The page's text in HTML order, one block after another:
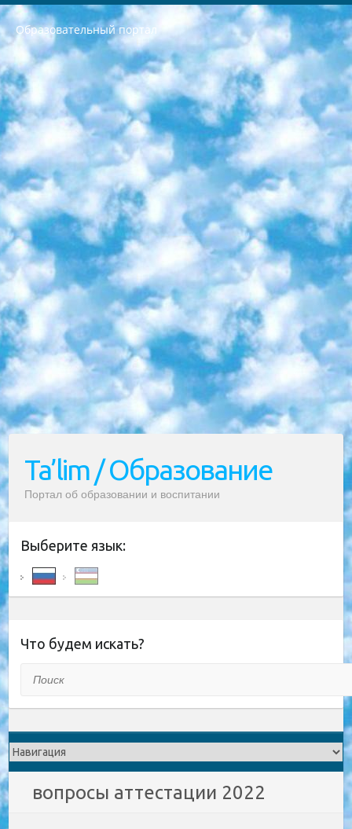
Образовательный портал
РЕСПУБЛИКА УЗБЕКИСТАН МИНИСТРЕРСТВО ДОШКОЛЬНОГО И ШКОЛЬНОГО ОБРАЗОВАНИЯ КОМАНДА в общеобразовательных учреждениях в 2023-2024 учебном году организация и проведение итоговой государственной аттестации обучающихся о Министра дошкольного и школьного образования Республики Узбекистан от 4 марта 2008 года (постановлением Минюста от 20 марта 2008 года № 1778 государственной регистрации) «Итоговое состояние учащихся общего среднего образования на основании положения об утверждении положения об аттестации общего среднего образования выпускной экзамен студентов в образовательных учреждениях в 2023-2024 учебном году В целях организации и прохождения аттестации приказываю: 1. Следующее: перечень предметов, по которым будет проводиться итоговая государственная аттестация и экзамен формы перевода согласно приложению 1; сертификаты международного образца, оценивающие уровень владения иностранными языками перечень согласно приложению 2; 2. Педагогический при специализированных образовательных учреждениях. научно-практический центр квалификации и международной оценки (Д.Давидова) 2024 г. До 25 марта: задания по предметам, по которым будет проводиться итоговая аттестация разработка и утверждение технических условий; итоговая аттестация на основании разработанного предметного задания разработка вопросов по предметам (устно и письменно), экзамен передача; общеобразовательные средние школы и специальные учебные заведения учащиеся выпускных классов школ и интернатов в агентской системе подготовка базы данных экзаменационных материалов и критериев оценки; перевод базы экзаменационных материалов на все языки обучения подать в Республиканский образовательный центр для изготовления; варианты экзаменов на основе разработанных контрольных материалов пусть будут поставлены задачи формирования. 3. Республиканский образовательный центр (Ш.Худайкулов) до 5 апреля 2024 года. до: база данных предоставленных экзаменационных материалов на все языки обучения перевод и экспертиза; для слепых, слабовидящих, глухих, слабослышащих и умственно отсталых детей учащиеся выпускных классов специализированных школ и школ-интернатов база данных экзаменационных материалов на всех преподаваемых языках подготовка критериев оценки; специализированные школы для умственно отсталых детей и технологии для учащихся выпускных классов школ-интернатов разработка соответствующих рекомендаций и критериев проведения ЕГЭ по естествознанию давать задания. 4. Педагогический при специализированных образовательных учреждениях. Научно-практический центр навыков и международной оценки (Д.Давидова), Республика образовательный центр (Худайкулов Ш.) итоговый государственный аттестационный экзамен ориентирован на творческое и логическое мышление при подготовке базы материалов учитывать введение заданий. 5. Следует отметить, что: сертификат государственного образца о знании общеобразовательного предмета и как минимум национальный уровень B1 по предметам на иностранных языках, указанным в Приложении 2. или международно признанный сертификат эквивалентного уровня студенты, изучающие определенный предмет, освобождаются от экзамена; по соответствующим предметам запланирована итоговая государственная аттестация за день до дня, путем жеребьевки Рабочей группой (в письменной форме по предметам, проводимым в форме) из числа сформированных вариантов выбрано 2 варианта; 2 выбранных варианта экзамена анонсированы на официальном сайте министерства и все выпускники по всей стране на основе этих вариантов проводит итоговую государственную аттестацию. 6. Государственное образование учащихся средних общеобразовательных учреждений. знания в соответствии с квалификационными требованиями, которые необходимо приобрести на основании стандартов итоговый (выпускной) контроль для 9 и 11 классов в целях тестирования Экзамены (далее – экзамены) состоят из предметов, перечисленных в приложении 1. будет сделано. 7. Экзамены пройдут с 26 мая по 15 июня 2024 г. (кроме науки физического воспитания). 8. Физическая для учащихся 9 классов общесредних образовательных учреждений. Экзамены по предмету «Образование, квалификация медицина» 1-6 мая 2024 года. сотрудники перевести под присмотр (с отклонениями в физическом или умственном развитии) специализированная школа для детей, школы-интернаты и со сколиозом школы-интернаты санаторного типа для больных детей исключены). 9. Он был слепым, слабовидящим и имел нарушения опорно-двигательного аппарата. экзамены в специализированных школах и интернатах для детей должны проводиться исходя из требований, предъявляемых к общеобразовательным учреждениям (физкультура кроме науки). 10. Специализированная школа для глухих и слабослышащих детей. и экзамены в интернатах и быть реализован в виде письменного теста по математике. 11. Специальность для умственно отсталых детей. Для 9 класса Родной язык и литературное письмо Государственный язык (язык обучения – узбекский). для неклассов) написано Математическое письмо Письменная/устная история Узбекистана Физическое воспитание практично Итоговый контроль Для 11 класса Написание родного языка и литературы (эссе) Математическое письмо Узбекский язык (обучение на узбекском языке) не посещающее общее среднее образование для учреждений)/Образовательное учреждение выбор письменный и устный Иностранный язык письменный/устный Письменная/устная история Узбекистана *По выбору студента:  Химия  Физика  Основы государственного права  География 10 бесплатных образовательных ресурсов - Мы составили подборку онлайн-проектов с интерактивными упражнениями, видеолекциями и статьями. Они помогут вам обрести новые и освежить старые знания бесплатно. 1. «ИНТУИТ» Старейшая образовательная площадка Рунета. Здесь вы найдёте сотни текстовых и видеокурсов на десятки различных тем — от программирования до психологии. Многие курсы подготовлены российскими университетами и крупными международными компаниями вроде Intel и Microsoft. Самостоятельное обучение бесплатное, но желающие могут оплатить услуги персональных наставников. 2. «Смартия» знакомит с актуальными профессиями и подсказывает, как им обучаться. Выбрав заинтересовавшую вас специальность — SMM-специалист, фотограф, веб-дизайнер или другую, — увидите список необходимых для неё умений. Чтобы вы могли освоить их самостоятельно, для каждого умения площадка отображает подборку ссылок на учебные материалы. Хотя «Смартия» ориентируется на русскоязычную аудиторию, часть контента всё же доступна только на английском. 3. «Лекторий Физтеха» Проект Московского физико-технического института (Физтеха). С его помощью вы можете смотреть онлайн серии лекций, записанные на видео в этом вузе. В числе доступных предметов — физика, биология, химия, информационные технологии и другие. К некоторым лекциям администрация ресурса прилагает готовые конспекты, которые можно скачивать в PDF-формате. 4. ITMOcourses Онлайн-площадка Санкт-Петербургского национального исследовательского университета информационных технологий, механики и оптики (ИТМО). Ресурс предоставляет свободный доступ к курсам, разработанным в этом вузе. Каталог материалов разбит на четыре категории: «Оптические системы и технологии», «Приборостроение и робототехника», «Информационные технологии» и «Биотехнологии». Курсы состоят из видеолекций, интерактивных демонстраций и заданий. 5. «КиберЛенинка» Электронная научная библиотека открытого доступа. Каталог площадки регулярно обрастает текстами статей из различных научных изданий. Сгруппированные по журналам и рубрикам публикации можно читать онлайн или скачивать целиком в PDF-формате. Проект нацелен на популяризацию науки за счёт открытого доступа к качественной информации. 6. «ПостНаука» На этом ресурсе публикуют подборки видеолекций, составленные экспертами из разных отраслей и объединённые общими темами. Среди них, к примеру, есть серии «Биоинформатика и геномика», «Культура средневековой Скандинавии» и Cinema Studies о теории кино. Каждая подборка лекций — логически связанная история, рассказанная экспертом от первого лица. Кроме того, на сайте появляются научно-образовательные статьи и тесты на разные темы. 7. «Newочём» Команда проекта «Newочём» отбирает самые интересные тексты из англоязычных СМИ и переводит те из них, за которые голосуют участники сообщества «ВКонтакте». По большей части это научно-популярные статьи. Редакторы придумывают лишь заголовки, в остальном содержание переводов соответствует оригиналам. Полные тексты можно читать прямо в социальной сети. 8. InternetUrok Онлайн-база материалов по основным дисциплинам школьной программы. Информация на сайте структурирована по классам, предметам и темам (урокам). Каждый урок состоит из видеолекций и конспектов. Есть также интерактивные тренажёры и тесты для закрепления пройденного материала. Даже если вы давно окончили школу, возможность повторить программу старших классов всегда может пригодиться. 9. Edutainme Ещё один ресурс об образовании. В отличие от Newtonew, как мне кажется, Edutainme больше ориентируется на представителей индустрии: педагогов, предпринимателей, разработчиков образовательных проектов. Но и любой, кто просто стремится к саморазвитию, найдёт на сайте много полезного и интересного для себя. Например, информацию о новых курсах и образовательных сервисах. 10. Newtonew Онлайн-медиа об образовании и обучении в широком смысле. Авторы Newtonew пишут об инструментах, заведениях, тактиках и стратегиях, которые помогают учить других и получать новые знания самостоятельно. На этой площадке вы найдёте новости, обзоры, аналитические мат
Ta’lim / Образование
Портал об образовании и воспитании
Выберите язык:
Что будем искать?
вопросы аттестации 2022